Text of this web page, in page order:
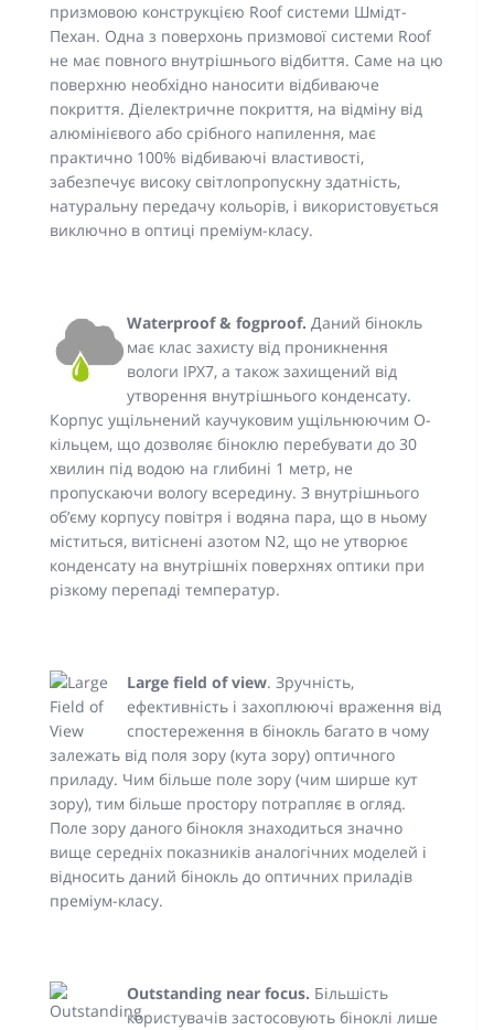
призмовою конструкцією Roof системи Шмідт-
Пехан. Одна з поверхонь призмової системи Roof
не має повного внутрішнього відбиття. Саме на цю
поверхню необхідно наносити відбиваюче
покриття. Діелектричне покриття, на відміну від
алюмінієвого або срібного напилення, має
практично 100% відбиваючі властивості,
забезпечує високу світлопропускну здатність,
натуральну передачу кольорів, і використовується
виключно в оптиці преміум-класу.
Waterproof & fogproof. Даний бінокль
має клас захисту від проникнення
вологи IPX7, а також захищений від
утворення внутрішнього конденсату.
Корпус ущільнений каучуковим ущільнюючим O-
кільцем, що дозволяє біноклю перебувати до 30
хвилин під водою на глибині 1 метр, не
пропускаючи вологу всередину. З внутрішнього
об’єму корпусу повітря і водяна пара, що в ньому
міститься, витіснені азотом N2, що не утворює
конденсату на внутрішніх поверхнях оптики при
різкому перепаді температур.
Large field of view. Зручність,
ефективність і захоплюючі враження від
спостереження в бінокль багато в чому
залежать від поля зору (кута зору) оптичного
приладу. Чим більше поле зору (чим ширше кут
зору), тим більше простору потрапляє в огляд.
Поле зору даного бінокля знаходиться значно
вище середніх показників аналогічних моделей і
відносить даний бінокль до оптичних приладів
преміум-класу.
Outstanding near focus. Більшість
користувачів застосовують біноклі лише